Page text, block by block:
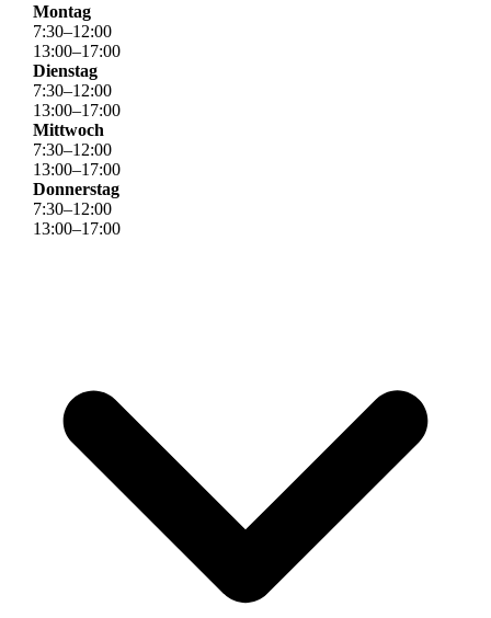
Montag
7:30–12:00
13:00–17:00
Dienstag
7:30–12:00
13:00–17:00
Mittwoch
7:30–12:00
13:00–17:00
Donnerstag
7:30–12:00
13:00–17:00